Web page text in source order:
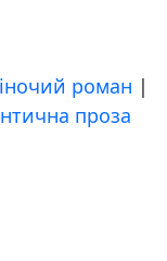
роман |
проза